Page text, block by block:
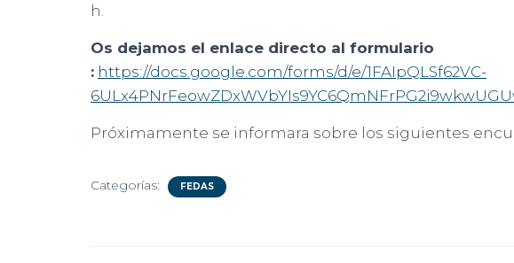
h.
Os dejamos el enlace directo al formulario
: https://docs.google.com/forms/d/e/1FAIpQLSf62VC-
Próximamente se informara sobre los siguientes
Categorías: FEDAS